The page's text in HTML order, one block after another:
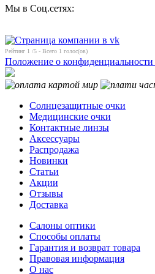
Мы в Соц.сетях:
Рейтинг 1 /5 - Всего 1 голос(ов)
Положение о
Солнцезащитные очки
Медицинские очки
Контактные линзы
Аксессуары
Распродажа
Новинки
Статьи
Акции
Отзывы
Доставка
Салоны оптики
Способы оплаты
Гарантия и возврат товара
Правовая информация
О нас